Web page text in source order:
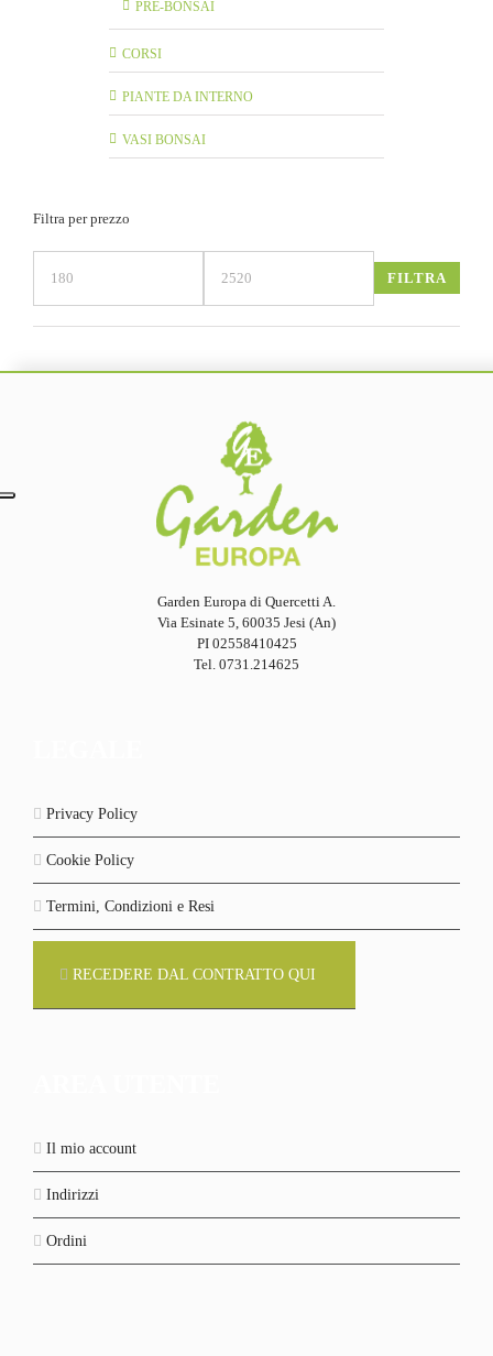
PRE-BONSAI
CORSI
PIANTE DA INTERNO
VASI BONSAI
Filtra per prezzo
Min
Max
FILTRA
Garden Europa di Quercetti A.
Via Esinate 5, 60035 Jesi (An)
PI 02558410425
Tel. 0731.214625
Privacy Policy
Cookie Policy
Termini, Condizioni e Resi
RECEDERE DAL CONTRATTO QUI
Il mio account
Indirizzi
Ordini